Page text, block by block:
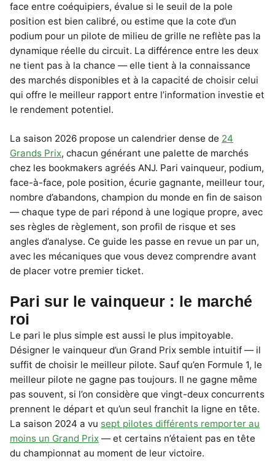
face entre coéquipiers, évalue si le seuil de la pole
position est bien calibré, ou estime que la cote d’un
podium pour un pilote de milieu de grille ne reflète pas la
dynamique réelle du circuit. La différence entre les deux
ne tient pas à la chance — elle tient à la connaissance
des marchés disponibles et à la capacité de choisir celui
qui offre le meilleur rapport entre l’information investie et
le rendement potentiel.
La saison 2026 propose un calendrier dense de 24
Grands Prix, chacun générant une palette de marchés
chez les bookmakers agréés ANJ. Pari vainqueur, podium,
face-à-face, pole position, écurie gagnante, meilleur tour,
nombre d’abandons, champion du monde en fin de saison
— chaque type de pari répond à une logique propre, avec
ses règles de règlement, son profil de risque et ses
angles d’analyse. Ce guide les passe en revue un par un,
avec les mécaniques que vous devez comprendre avant
de placer votre premier ticket.
Pari sur le vainqueur : le marché
roi
Le pari le plus simple est aussi le plus impitoyable.
Désigner le vainqueur d’un Grand Prix semble intuitif — il
suffit de choisir le meilleur pilote. Sauf qu’en Formule 1, le
meilleur pilote ne gagne pas toujours. Il ne gagne même
pas souvent, si l’on considère que vingt-deux concurrents
prennent le départ et qu’un seul franchit la ligne en tête.
La saison 2024 a vu sept pilotes différents remporter au
moins un Grand Prix — et certains n’étaient pas en tête
du championnat au moment de leur victoire.